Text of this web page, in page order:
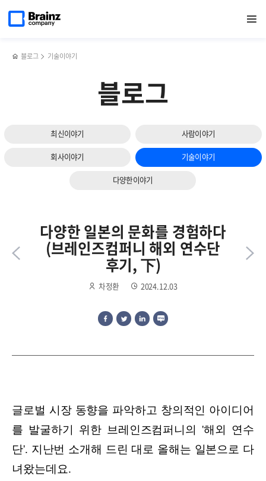
열기
페이지로
블로그 기술이야기
블로그
최신이야기 사람이야기
회사이야기 기술이야기
다양한이야기
솔루션
TMS,
다양한 일본의 문화를 경험하다
(브레인즈컴퍼니 해외 연수단
후기, 下)
차정환 2024.12.03
SMS의
글로벌 시장 동향을 파악하고 창의적인 아이디어
를 발굴하기 위한 브레인즈컴퍼니의 '해외 연수
단'. 지난번 소개해 드린 대로 올해는 일본으로 다
녀왔는데요.
다음
슬라이드